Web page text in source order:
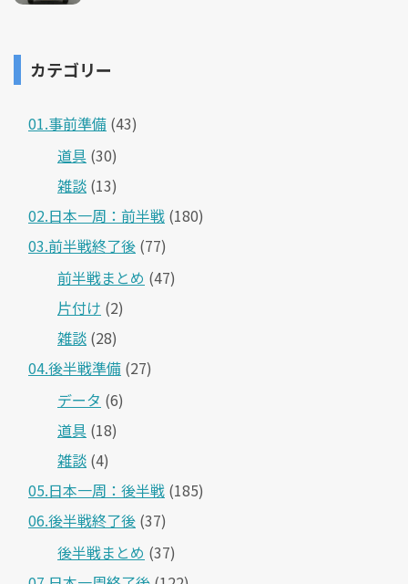
カテゴリー
01.事前準備 (43)
道具 (30)
雑談 (13)
02.日本一周：前半戦 (180)
03.前半戦終了後 (77)
前半戦まとめ (47)
片付け (2)
雑談 (28)
04.後半戦準備 (27)
データ (6)
道具 (18)
雑談 (4)
05.日本一周：後半戦 (185)
06.後半戦終了後 (37)
後半戦まとめ (37)